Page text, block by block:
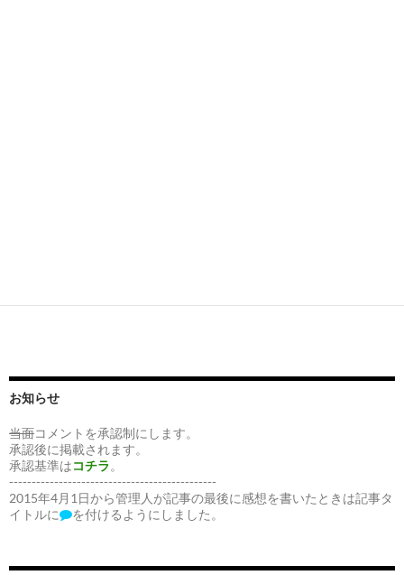
お知らせ
当面コメントを承認制にします。
承認後に掲載されます。
承認基準はコチラ 。
----------------------------------------------
2015年4月1日から管理人が記事の最後に感想を書いたときは記事タ
イトルに
を付けるようにしました。